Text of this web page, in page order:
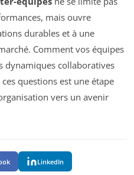
mais ouvre
durables et à une
Comment vos équipes
dynamiques collaboratives
questions est une étape
vers un avenir
LinkedIn